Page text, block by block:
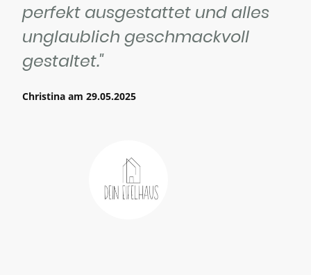
perfekt ausgestattet und alles
unglaublich geschmackvoll
gestaltet."
Christina am 29.05.2025